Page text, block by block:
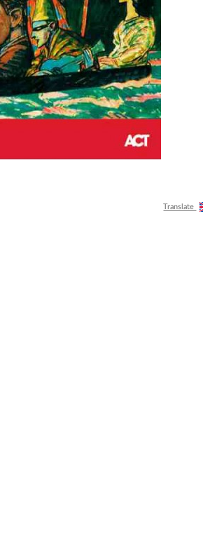
Translate